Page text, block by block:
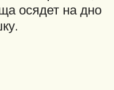
осядет на дно